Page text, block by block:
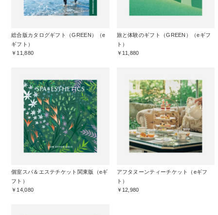
総合版カタログギフト（GREEN）（e
ギフト）
￥11,880
旅と体験のギフト（GREEN）（eギフ
ト）
￥11,880
個室スパ＆エステチケット関東版（eギ
フト）
￥14,080
アフタヌーンティーチケット（eギフ
ト）
￥12,980